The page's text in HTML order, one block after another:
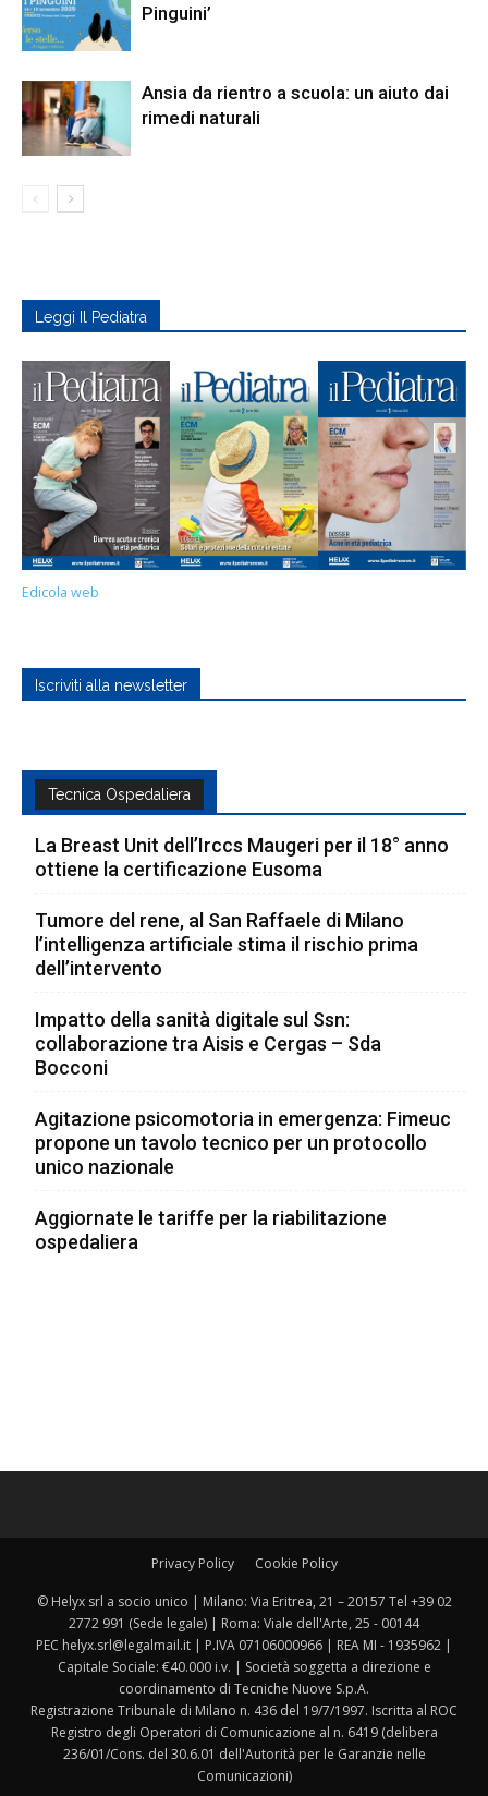
Pinguini’
Ansia da rientro a scuola: un aiuto dai
rimedi naturali
Leggi Il Pediatra
Edicola web
Iscriviti alla newsletter
Tecnica Ospedaliera
La Breast Unit dell’Irccs Maugeri per il 18° anno
ottiene la certificazione Eusoma
Tumore del rene, al San Raffaele di Milano
l’intelligenza artificiale stima il rischio prima
dell’intervento
Impatto della sanità digitale sul Ssn:
collaborazione tra Aisis e Cergas – Sda
Bocconi
Agitazione psicomotoria in emergenza: Fimeuc
propone un tavolo tecnico per un protocollo
unico nazionale
Aggiornate le tariffe per la riabilitazione
ospedaliera
Privacy Policy Cookie Policy
© Helyx srl a socio unico | Milano: Via Eritrea, 21 – 20157 Tel +39 02
2772 991 (Sede legale) | Roma: Viale dell'Arte, 25 - 00144
PEC helyx.srl@legalmail.it | P.IVA 07106000966 | REA MI - 1935962 |
Capitale Sociale: €40.000 i.v. | Società soggetta a direzione e
coordinamento di Tecniche Nuove S.p.A.
Registrazione Tribunale di Milano n. 436 del 19/7/1997. Iscritta al ROC
Registro degli Operatori di Comunicazione al n. 6419 (delibera
236/01/Cons. del 30.6.01 dell'Autorità per le Garanzie nelle
Comunicazioni)